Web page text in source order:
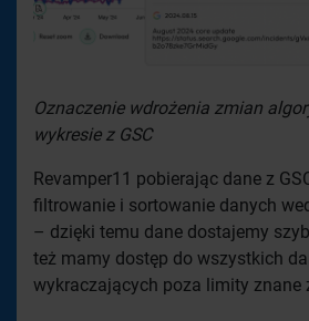
Oznaczenie wdrożenia zmian
wykresie z GSC
Revamper11 pobierając dane z
filtrowanie i sortowanie danych
– dzięki temu dane dostajemy
też mamy dostęp do wszystkich
wykraczających poza limity znane